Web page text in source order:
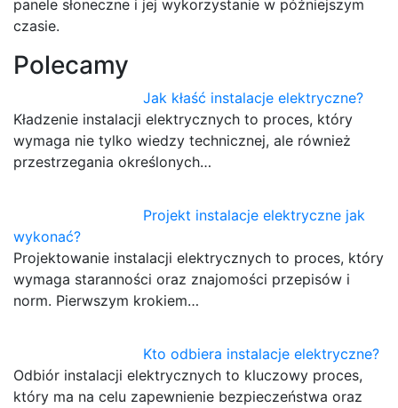
panele słoneczne i jej wykorzystanie w późniejszym
czasie.
Polecamy
Jak kłaść instalacje elektryczne?
Kładzenie instalacji elektrycznych to proces, który
wymaga nie tylko wiedzy technicznej, ale również
przestrzegania określonych…
Projekt instalacje elektryczne jak
wykonać?
Projektowanie instalacji elektrycznych to proces, który
wymaga staranności oraz znajomości przepisów i
norm. Pierwszym krokiem…
Kto odbiera instalacje elektryczne?
Odbiór instalacji elektrycznych to kluczowy proces,
który ma na celu zapewnienie bezpieczeństwa oraz